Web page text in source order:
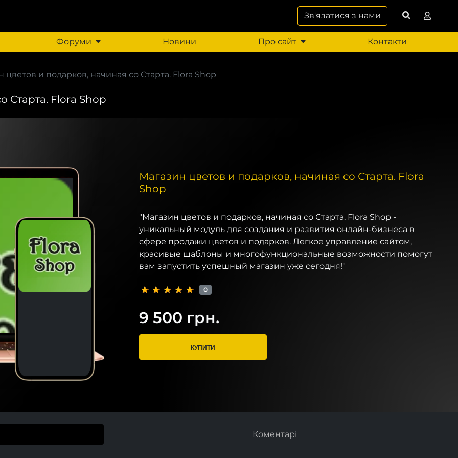
Зв'язатися з нами
Форуми Новини Про сайт Контакти
цветов и подарков, начиная со Старта. Flora Shop
Старта. Flora Shop
Магазин цветов и подарков, начиная со Старта. Flora
Shop
"Магазин цветов и подарков, начиная со Старта. Flora Shop -
уникальный модуль для создания и развития онлайн-бизнеса в
сфере продажи цветов и подарков. Легкое управление сайтом,
красивые шаблоны и многофункциональные возможности помогут
вам запустить успешный магазин уже сегодня!"
0
9 500 грн.
КУПИТИ
Коментарі